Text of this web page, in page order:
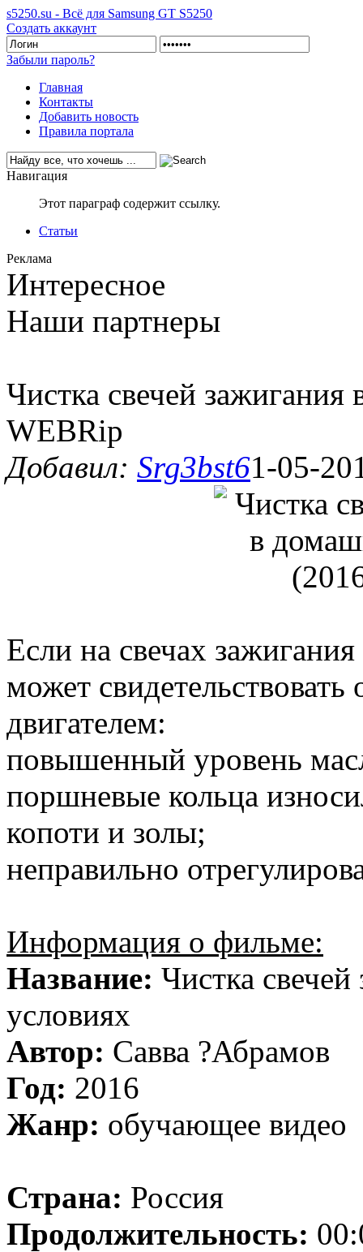
s5250.su - Всё для Samsung GT S5250
Создать аккаунт
Забыли пароль?
Главная
Контакты
Добавить новость
Правила портала
Навигация
Этот параграф содержит ссылку.
Статьи
Реклама
Интересное
Наши партнеры
Чистка свечей
WEBRip
Добавил: Srg3bst61-05-
Если на свечах
может
двигателем:
повышенный уровень
поршневые кольца
копоти и золы;
неправильно
Информация о фильме:
Название: Чистка
условиях
Автор: Савва ?Абрамов
Год: 2016
Жанр: обучающее видео
Страна: Россия
Продолжительность: